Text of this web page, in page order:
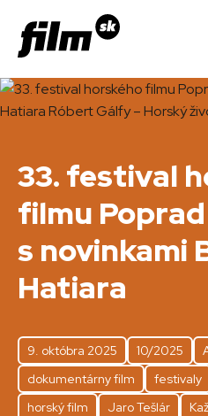
33. festival
filmu Poprad
s novinkami
Hatiara
9. októbra 2025 10/2025
dokumentárny film
festivaly
horský film
Jaro Tešlár